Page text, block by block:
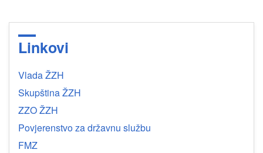
Linkovi
Vlada ŽZH
Skupština ŽZH
ZZO ŽZH
Povjerenstvo za državnu službu
FMZ